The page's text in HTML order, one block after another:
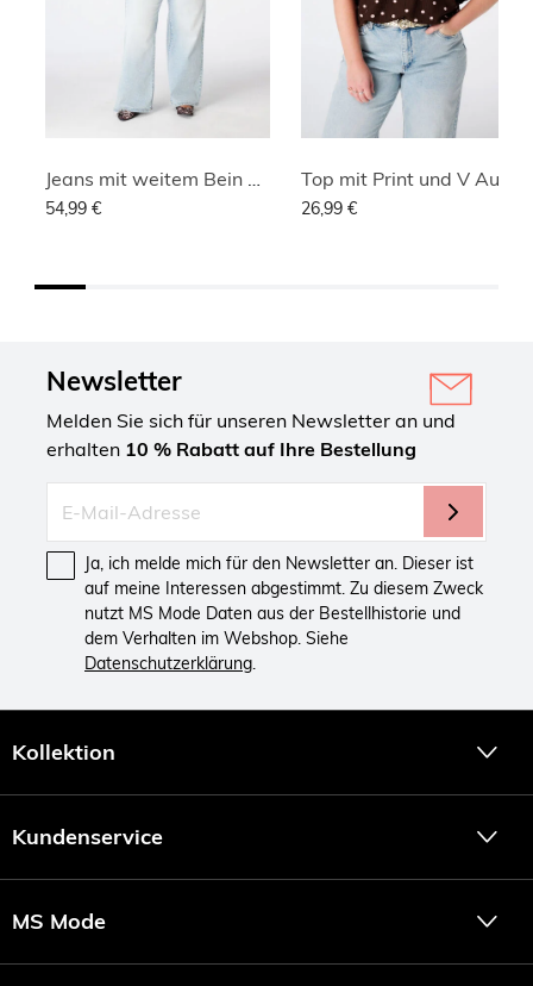
54,99 € 26,99 €
Newsletter
Melden Sie sich für unseren Newsletter an und
erhalten 10 % Rabatt auf Ihre Bestellung
Ja, ich melde mich für den Newsletter an. Dieser ist
auf meine Interessen abgestimmt. Zu diesem Zweck
nutzt MS Mode Daten aus der Bestellhistorie und
dem Verhalten im Webshop. Siehe
Datenschutzerklärung
Kollektion
Kundenservice
MS Mode